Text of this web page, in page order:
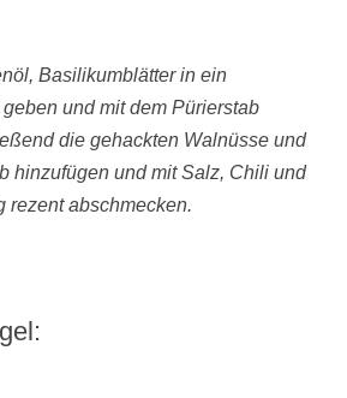
Basilikumblätter in ein
und mit dem Pürierstab
die gehackten Walnüsse und
hinzufügen und mit Salz, Chili und
rezent abschmecken.